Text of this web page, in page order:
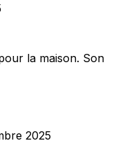
la maison. Son
2025